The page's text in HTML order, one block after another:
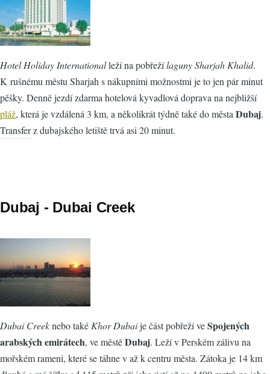
Hotel Holiday Internationalleží na pobřežílaguny Sharjah Khalid.
K rušnému městu Sharjah s nákupními možnostmi je to jen pár minut
pěšky. Denně jezdí zdarma hotelová kyvadlová doprava na nejbližší
pláž, která je vzdálená 3 km, a několikrát týdně také do městaDubaj.
Transfer z dubajského letiště trvá asi 20 minut.
Dubaj - Dubai Creek
Dubai Creeknebo takéKhor Dubaije část pobřeží veSpojených
arabských emirátech, ve městěDubaj. Leží v Perském zálivu na
mořském rameni, které se táhne v až k centru města. Zátoka je 14 km